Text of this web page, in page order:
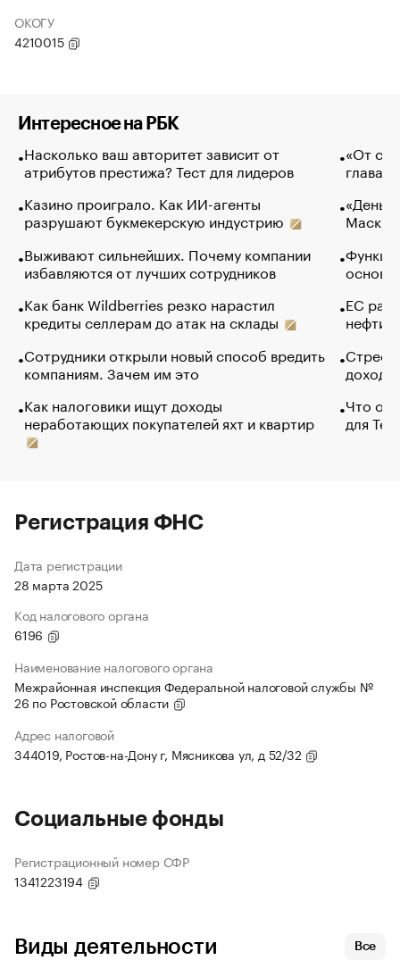
ОКОГУ
4210015
Интересное на РБК
Насколько ваш авторитет зависит от
атрибутов престижа? Тест для лидеров
Казино проиграло. Как ИИ-агенты
разрушают букмекерскую индустрию
Выживают сильнейших. Почему компании
избавляются от лучших сотрудников
Как банк Wildberries резко нарастил
кредиты селлерам до атак на склады
Сотрудники открыли новый способ вредить
компаниям. Зачем им это
Как налоговики ищут доходы
неработающих покупателей яхт и квартир
«От
глава
Маск в
основ
ЕС
нефти
Что
для
Регистрация ФНС
Дата регистрации
28 марта 2025
Код налогового органа
6196
Наименование налогового органа
Межрайонная инспекция Федеральной налоговой службы №
26 по Ростовской области
Адрес налоговой
344019, Ростов-на-Дону г, Мясникова ул, д 52/32
Социальные фонды
Регистрационный номер СФР
1341223194
Виды деятельности Все